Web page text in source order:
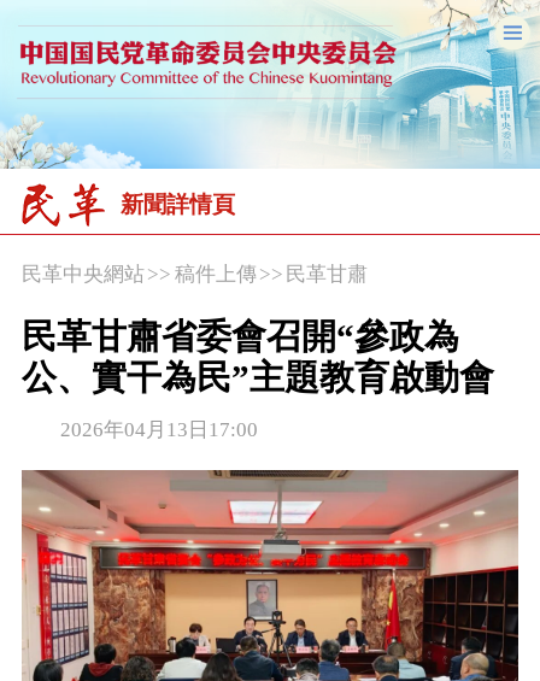
新聞詳情頁
民革中央網站>> 稿件上傳>> 民革甘肅
民革甘肅省委會召開“參政為
公、實干為民”主題教育啟動會
2026年04月13日17:00